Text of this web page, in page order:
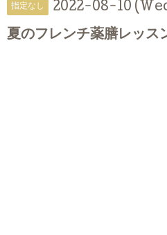
指定なし 2022-08-10
夏のフレンチ薬膳レッス